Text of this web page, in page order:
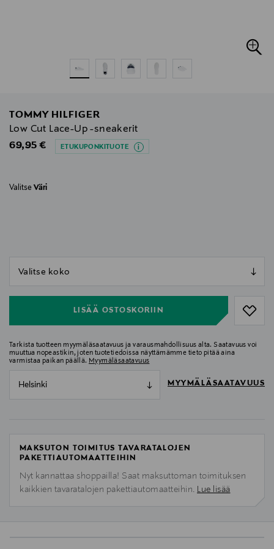
TOMMY HILFIGER
Low Cut Lace-Up -sneakerit
Original Price
69,95 € ETUKUPONKITUOTE
Valitse Väri
LISÄÄ OSTOSKORIIN
Tarkista tuotteen myymäläsaatavuus ja varausmahdollisuus alta. Saatavuus voi
muuttua nopeastikin, joten tuotetiedoissa näyttämämme tieto pitää aina
varmistaa paikan päällä. Myymäläsaatavuus
Helsinki MYYMÄLÄSAATAVUUS
MAKSUTON TOIMITUS TAVARATALOJEN
PAKETTIAUTOMAATTEIHIN
Nyt kannattaa shoppailla! Saat maksuttoman toimituksen
kaikkien tavaratalojen pakettiautomaatteihin. Lue lisää